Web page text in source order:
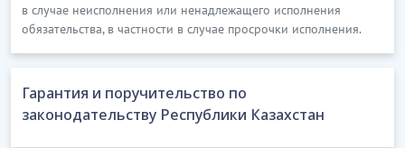
…………………………
[Скрытый текст. Полная версия доступна после
скачивания]
7. КОНФИДЕНЦИАЛЬНОСТЬ
в случае неисполнения или ненадлежащего исполнения
обязательства, в частности в случае просрочки исполнения.
Гарантия и поручительство по
законодательству Республики Казахстан